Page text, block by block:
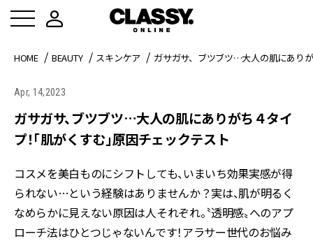
HOME BEAUTY スキンケア ガサガサ、ブツブツ…大人の肌にあり
Apr, 14,2023
ガサガサ、ブツブツ…大人の肌にありがち４タイ
プ！「肌がくすむ」原因チェックテスト
コスメを美白ものにシフトしても、いまいち効果実感が得
られない…という経験はありませんか？実は、肌が明るく
なめらかに見えない原因は人それぞれ。〝透明感〟へのアプ
ローチ法はひとつじゃないんです！アラサー世代のお悩み